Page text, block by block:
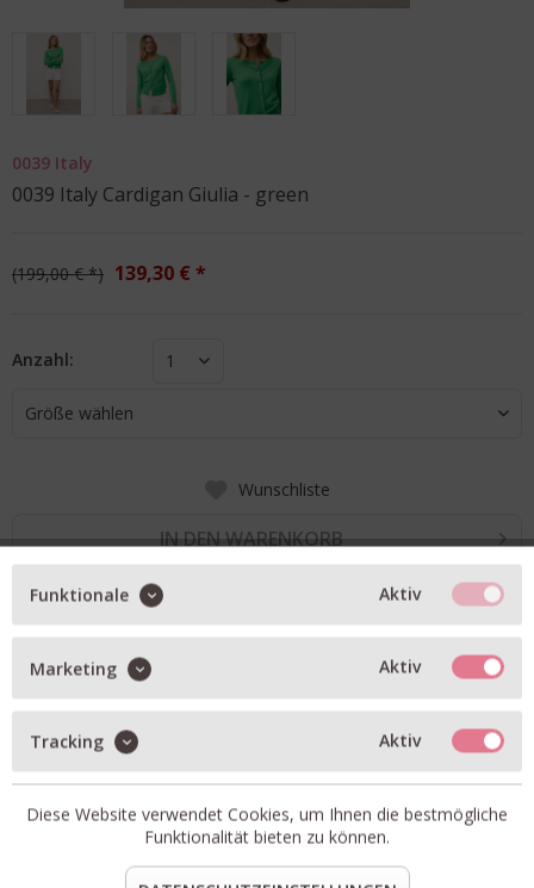
0039 Italy
0039 Italy Cardigan Giulia - green
199,00 € * 139,30 € *
Anzahl: 1
Größe wählen
Wunschliste
IN DEN WARENKORB
BESCHREIBUNG
klassischer Cardigan Giulia in green
mit Rundhals
aus feinster Wolle
in verschiedenen Farben erhältlich
Artikel-Nr.:
312606-GIULIA-1331.3
Funktionale Aktiv
Marketing Aktiv
Tracking Aktiv
Diese Website verwendet Cookies, um Ihnen die bestmögliche
Funktionalität bieten zu können.